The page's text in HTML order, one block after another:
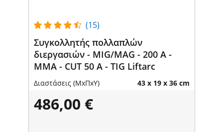
(15)
Συγκολλητής πολλαπλών
διεργασιών - MIG/MAG - 200 A -
MMA - CUT 50 A - TIG Liftarc
Διαστάσεις (ΜxΠxΥ) 43 x 19 x 36 cm
486,00 €